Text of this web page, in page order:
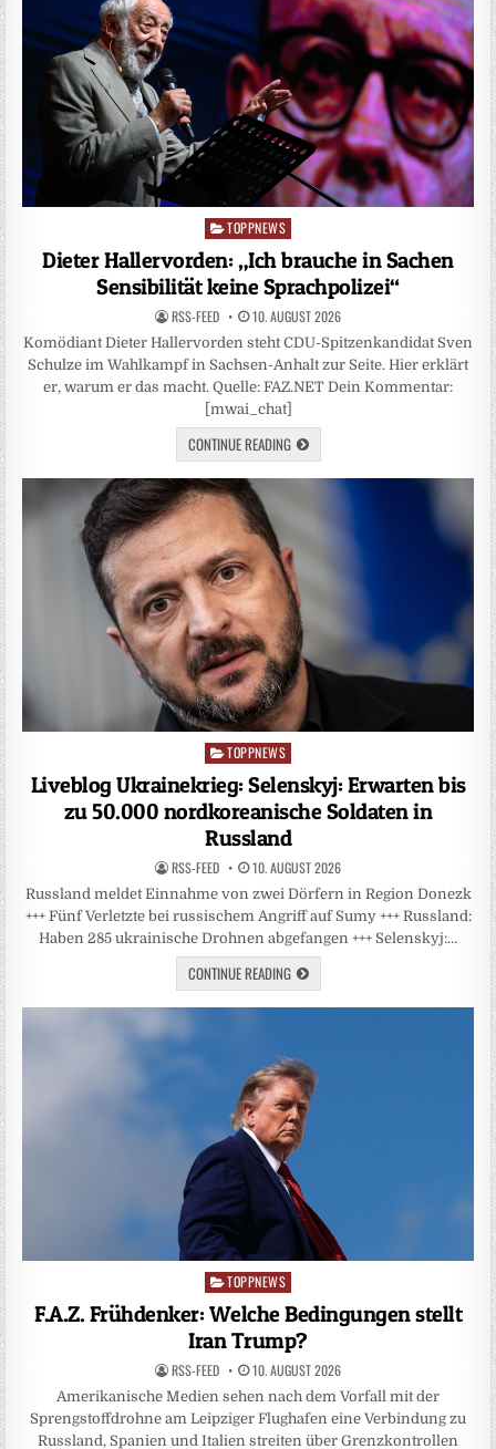
Posted
in
TOPPNEWS
Dieter Hallervorden: „Ich brauche in Sachen
Sensibilität keine Sprachpolizei“
RSS-FEED 10. AUGUST 2026
Komödiant Dieter Hallervorden steht CDU-Spitzenkandidat Sven
Schulze im Wahlkampf in Sachsen-Anhalt zur Seite. Hier erklärt
er, warum er das macht. Quelle: FAZ.NET Dein Kommentar:
[mwai_chat]
CONTINUE READING
Posted
in
TOPPNEWS
Liveblog Ukrainekrieg: Selenskyj: Erwarten bis
zu 50.000 nordkoreanische Soldaten in
Russland
RSS-FEED 10. AUGUST 2026
Russland meldet Einnahme von zwei Dörfern in Region Donezk
+++ Fünf Verletzte bei russischem Angriff auf Sumy +++ Russland:
Haben 285 ukrainische Drohnen abgefangen +++ Selenskyj:…
CONTINUE READING
Posted
in
TOPPNEWS
F.A.Z. Frühdenker: Welche Bedingungen stellt
Iran Trump?
RSS-FEED 10. AUGUST 2026
Amerikanische Medien sehen nach dem Vorfall mit der
Sprengstoffdrohne am Leipziger Flughafen eine Verbindung zu
Russland, Spanien und Italien streiten über Grenzkontrollen